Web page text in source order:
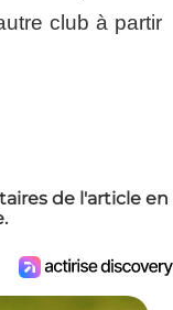
club à partir
de l'article en